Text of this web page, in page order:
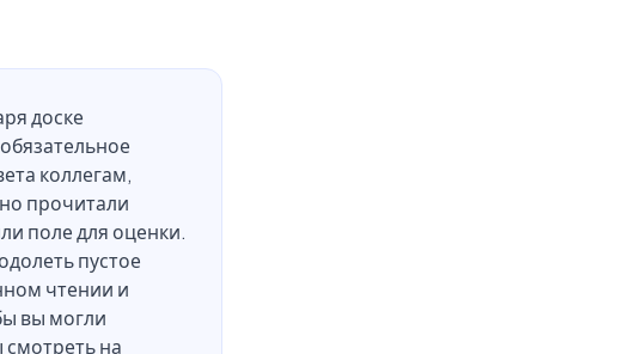
доске
коллегам,
прочитали
поле для оценки.
пустое
чтении и
вы могли
на